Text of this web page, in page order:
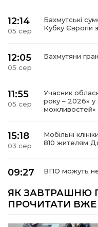
12:14
05 сер
Бахмутські
Кубку Європи
12:05
05 сер
Бахмутяни
11:55
05 сер
Учасник
року – 2026» у
15:18
03 сер
Мобільні
810 жителям
09:27
ВПО можуть не
комунальних
14:12
Досі ВПО?
внутрішньо
ЯК ЗАВТРАШНЮ
ПРОЧИТАТИ ВЖЕ